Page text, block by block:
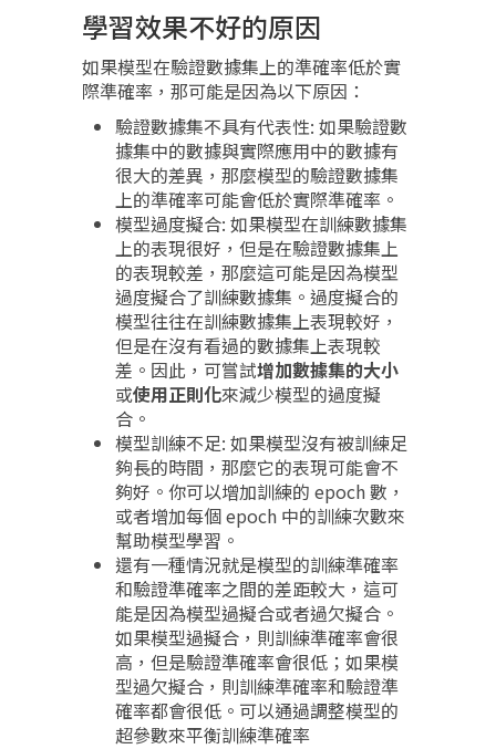
學習效果不好的原因
如果模型在驗證數據集上的準確率低於實
際準確率，那可能是因為以下原因：
驗證數據集不具有代表性: 如果驗證數
據集中的數據與實際應用中的數據有
很大的差異，那麼模型的驗證數據集
上的準確率可能會低於實際準確率。
模型過度擬合: 如果模型在訓練數據集
上的表現很好，但是在驗證數據集上
的表現較差，那麼這可能是因為模型
過度擬合了訓練數據集。過度擬合的
模型往往在訓練數據集上表現較好，
但是在沒有看過的數據集上表現較
差。因此，可嘗試增加數據集的大小
或使用正則化來減少模型的過度擬
合。
模型訓練不足: 如果模型沒有被訓練足
夠長的時間，那麼它的表現可能會不
夠好。你可以增加訓練的 epoch 數，
或者增加每個 epoch 中的訓練次數來
幫助模型學習。
還有一種情況就是模型的訓練準確率
和驗證準確率之間的差距較大，這可
能是因為模型過擬合或者過欠擬合。
如果模型過擬合，則訓練準確率會很
高，但是驗證準確率會很低；如果模
型過欠擬合，則訓練準確率和驗證準
確率都會很低。可以通過調整模型的
超參數來平衡訓練準確率